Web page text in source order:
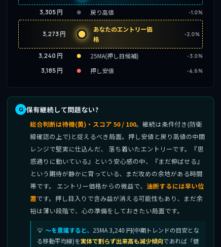
3,305 円 戻り高値 -1.0%
3,273 円
あなたのエントリー価
格
-2.0%
3,240 円 25MA(押し目候補) -3.0%
3,185 円 押し安値 -4.6%
保有継続して問題ない?
総合判断は待機(黄)・スコア 50 / 100。継続は条件付き(防衛
線確認の上で)と捉えるべき局面。押し安値と戻り高値の中間
レンジで堅実に仕込んだ、 落ち着いたエントリーです。『思
惑通りに動いている』という安心感の中、『まだ伸ばせる』
という期待が静かに育っている、まだ攻めの余地がある時間
帯です。 エントリー価格からの微益で、 油断するには早い位
置です。押し目入りで含み益が消える可能性もあり、まだ余
裕は薄い段階で、心の準備をしておきたい局面です。
〜を意識すると、 25MA 3,240 円(中期トレンドの目安とな
る移動平均線)を実体で割らず出来高も減少傾向であれば「健